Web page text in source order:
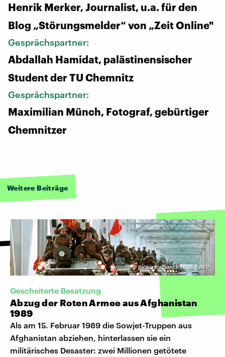
Henrik Merker, Journalist, u.a. für den
Blog „Störungsmelder“ von „Zeit Online"
Gesprächspartner:
Abdallah Hamidat, palästinensischer
Student der TU Chemnitz
Gesprächspartner:
Maximilian Münch, Fotograf, gebürtiger
Chemnitzer
Weitere Beiträge
©picture-alliance / dpa | AFP
Gescheiterte Besatzung
Abzug der Roten Armee aus Afghanistan
1989
Als am 15. Februar 1989 die Sowjet-Truppen aus
Afghanistan abziehen, hinterlassen sie ein
militärisches Desaster: zwei Millionen getötete